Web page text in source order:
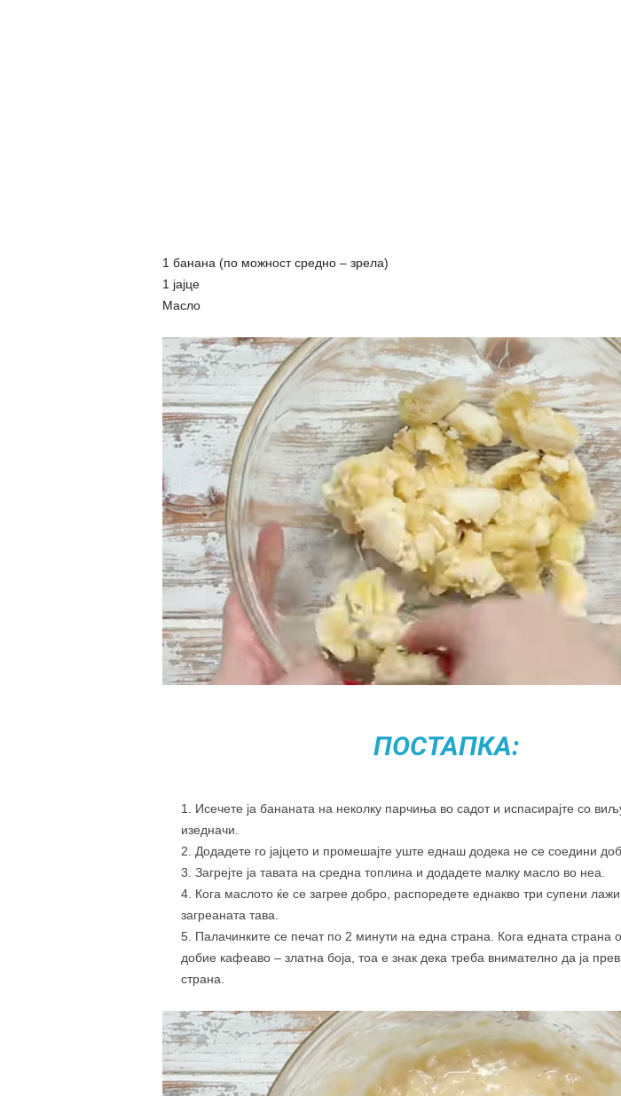
1 банана (по можност средно – зрела)
1 јајце
Масло
ПОСТАПКА:
Исечете ја бананата на неколку парчиња во садот и испасирајте со
изедначи.
Додадете го јајцето и промешајте уште еднаш додека не се соедини
Загрејте ја тавата на средна топлина и додадете малку масло во неа.
Кога маслото ќе се загрее добро, распоредете еднакво три супени
загреаната тава.
Палачинките се печат по 2 минути на една страна. Кога едната страна
добие кафеаво – златна боја, тоа е знак дека треба внимателно да ја
страна.